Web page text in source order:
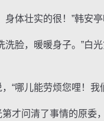
体壮实的很！”韩安亭
脸，暖暖身子。”白
哪儿能劳烦您哩！我
问清了事情的原委